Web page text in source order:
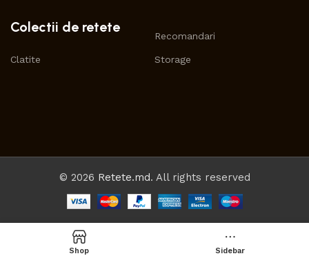
Colectii de retete
Clatite
Recomandari
Storage
© 2026 Retete.md. All rights reserved
Shop Sidebar